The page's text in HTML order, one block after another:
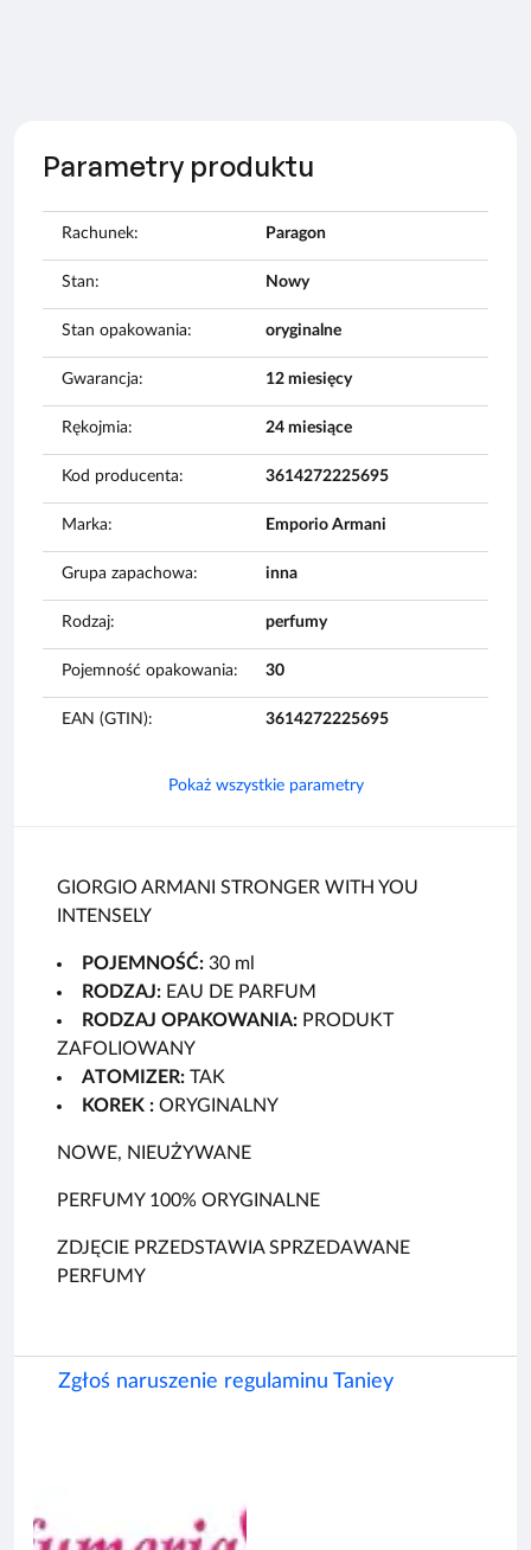
Parametry produktu
Rachunek: Paragon
Stan: Nowy
Stan opakowania: oryginalne
Gwarancja: 12 miesięcy
Rękojmia: 24 miesiące
Kod producenta: 3614272225695
Marka: Emporio Armani
Grupa zapachowa: inna
Rodzaj: perfumy
Pojemność opakowania: 30
EAN (GTIN): 3614272225695
Pokaż wszystkie parametry
GIORGIO ARMANI STRONGER WITH YOU
INTENSELY
POJEMNOŚĆ: 30 ml
RODZAJ: EAU DE PARFUM
RODZAJ OPAKOWANIA: PRODUKT
ZAFOLIOWANY
ATOMIZER: TAK
KOREK : ORYGINALNY
NOWE, NIEUŻYWANE
PERFUMY 100% ORYGINALNE
ZDJĘCIE PRZEDSTAWIA SPRZEDAWANE
PERFUMY
Zgłoś naruszenie regulaminu Taniey